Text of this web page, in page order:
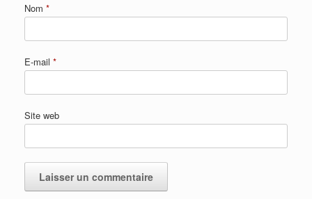
Nom *
E-mail *
Site web